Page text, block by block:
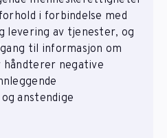
i forbindelse med
levering av tjenester, og
til informasjon om
negative
anstendige